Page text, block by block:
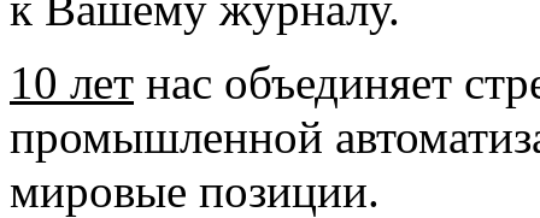
10 лет нас объединяет
промышленной
мировые позиции.